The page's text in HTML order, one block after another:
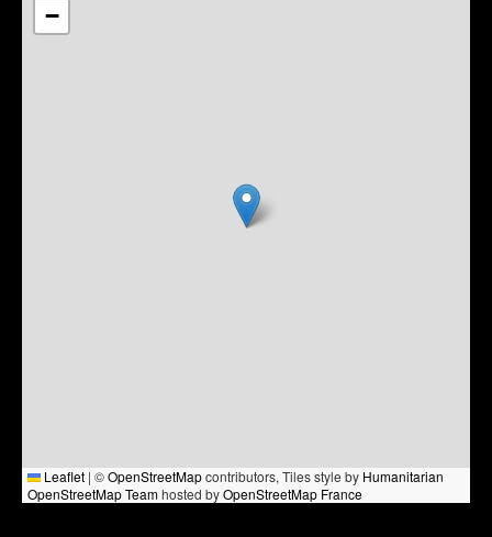
−
Leaflet | ©OpenStreetMapcontributors, Tiles style by Humanitarian
OpenStreetMap Teamhosted byOpenStreetMap France